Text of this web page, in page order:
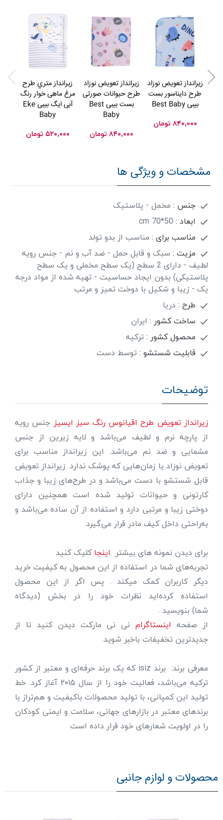
زیرانداز تعویض نوزاد
طرح دایناسور بست
بیبی Best Baby
۸۴۰,۰۰۰ تومان
زیرانداز تعویض نوزاد
طرح حیوانات صورتی
بست بیبی Best
Baby
۸۴۰,۰۰۰ تومان
زيرانداز متري طرح
مرغ ماهی خوار رنگ
آبی ایگ بیبی Eke
Baby
۵۲۰,۰۰۰ تومان
مشخصات و ویژگی ها
جنس : مخمل - پلاستیک
ابعاد : 50*70 cm
مناسب برای : مناسب از بدو تولد
مزیت : سبک و قابل حمل - ضد آب و نم - جنس رویه
لطیف - دارای 2 سطح (یک سطح مخملی و یک سطح
پلاستیکی) بدون ایجاد حساسیت - تهیه شده از مواد درجه
یک - زیبا و شکیل با دوخت تمیز و مرتب
طرح : دریا
ساخت کشور : ایران
محصول کشور : ترکیه
قابلیت شستشو : توسط دست
توضیحات
زیرانداز تعویض طرح اقیانوس رنگ سبز ایسیز جنس رویه
از پارچه نرم و لطیف می‌باشد و لایه زیرین از جنس
مشمایی و ضد نم می‌باشد. این زیرانداز مناسب برای
تعویض نوزاد یا زمان‌هایی که پوشک ندارد. زیرانداز تعویض
قابل شستشو با دست می‌باشد و در طرح‌های زیبا و جذاب
کارتونی و حیوانات تولید شده است همچنین دارای
دوختی زیبا و مرتبی دارد و استفاده از آن ساده می‌باشد و
به‌راحتی داخل کیف مادر قرار می‌گیرد.
برای دیدن نمونه های بیشتر اینجاکلیک کنید
تجربه‌های شما در استفاده از این محصول به کیفیت خرید
دیگر کاربران کمک میکند . پس اگر از این محصول
استفاده کرده‌اید نظرات خود را در بخش (دیدگاه
شما) بنویسید .
از صفحه اینستاگرام نی نی مارکت دیدن کنید تا از
جدیدترین تخفیفات باخبر شوید.
معرفی برند: برند isiz که یک برند حرفه‌ای و معتبر از کشور
ترکیه می‌باشد، فعالیت خود را از سال ۲۰۱۵ آغاز کرد. خط
تولید این کمپانی، با تولید محصولات باکیفیت و هم‌تراز با
برندهای معتبر در بازارهای جهانی، سلامت و ایمنی کودکان
را در اولویت شعارهای خود قرار داده است
محصولات و لوازم جانبی